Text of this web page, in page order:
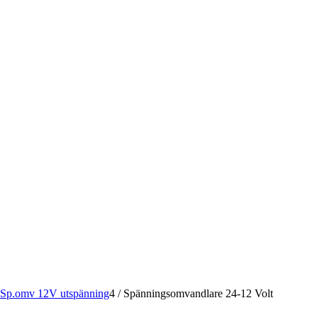
Sp.omv 12V utspänning4 / Spänningsomvandlare 24-12 Volt